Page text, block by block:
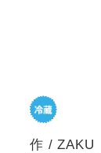
作 / ZAKU